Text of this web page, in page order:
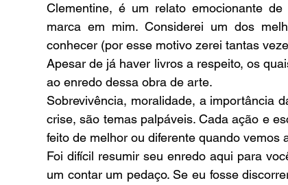
Clementine, é um relato emocionante
marca em mim. Considerei um dos
conhecer (por esse motivo zerei tantas
Apesar de já haver livros a respeito, os
ao enredo dessa obra de arte.
Sobrevivência, moralidade, a importância
crise, são temas palpáveis. Cada ação e
feito de melhor ou diferente quando vemos
Foi difícil resumir seu enredo aqui para
um contar um pedaço. Se eu fosse